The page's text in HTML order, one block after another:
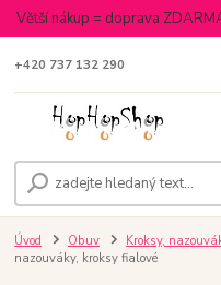
Větší nákup = doprava
+420 737 132 290
Úvod Obuv Kroksy,
nazouváky, kroksy fialové